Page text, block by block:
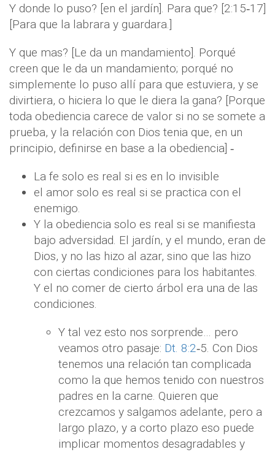
Y donde lo puso? [en el jardín]. Para que? [2:15‐17]
[Para que la labrara y guardara.]
Y que mas? [Le da un mandamiento]. Porqué
creen que le da un mandamiento; porqué no
simplemente lo puso allí para que estuviera, y se
divirtiera, o hiciera lo que le diera la gana? [Porque
toda obediencia carece de valor si no se somete a
prueba, y la relación con Dios tenia que, en un
principio, definirse en base a la obediencia] ‐
La fe solo es real si es en lo invisible
el amor solo es real si se practica con el
enemigo.
Y la obediencia solo es real si se manifiesta
bajo adversidad. El jardín, y el mundo, eran de
Dios, y no las hizo al azar, sino que las hizo
con ciertas condiciones para los habitantes.
Y el no comer de cierto árbol era una de las
condiciones.
Y tal vez esto nos sorprende… pero
veamos otro pasaje: Dt. 8:2‐5. Con Dios
tenemos una relación tan complicada
como la que hemos tenido con nuestros
padres en la carne. Quieren que
crezcamos y salgamos adelante, pero a
largo plazo, y a corto plazo eso puede
implicar momentos desagradables y